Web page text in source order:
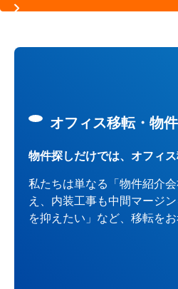
オフィス移転・物
物件探しだけでは、オフィス
私たちは単なる「物件紹介会
え、内装工事も中間マージ
を抑えたい」など、移転を